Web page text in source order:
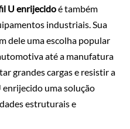
U enrijecidoé também
industriais. Sua
dele uma escolha popular
até a manufatura
grandes cargas e resistir a
uma solução
estruturais e